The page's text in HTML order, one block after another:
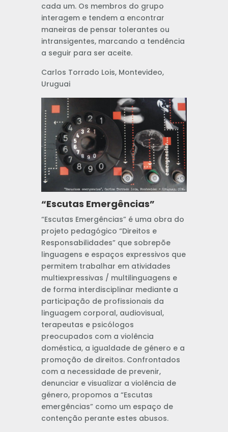
cada um. Os membros do grupo
interagem e tendem a encontrar
maneiras de pensar tolerantes ou
intransigentes, marcando a tendência
a seguir para ser aceite.
Carlos Torrado Lois, Montevideo,
Uruguai
“Escutas Emergências”
“Escutas Emergências” é uma obra do
projeto pedagógico “Direitos e
Responsabilidades” que sobrepõe
linguagens e espaços expressivos que
permitem trabalhar em atividades
multiexpressivas / multilinguagens e
de forma interdisciplinar mediante a
participação de profissionais da
linguagem corporal, audiovisual,
terapeutas e psicólogos
preocupados com a violência
doméstica, a igualdade de género e a
promoção de direitos. Confrontados
com a necessidade de prevenir,
denunciar e visualizar a violência de
género, propomos a “Escutas
emergências” como um espaço de
contenção perante estes abusos.